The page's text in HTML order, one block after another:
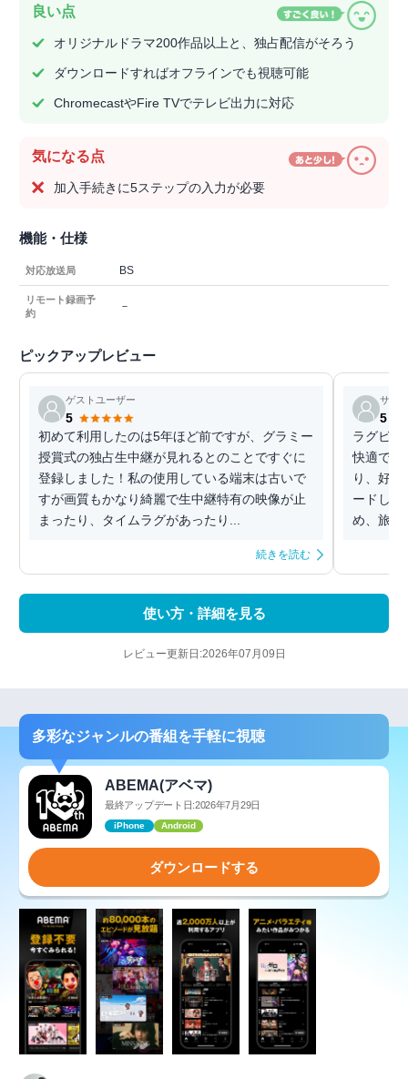
良い点
オリジナルドラマ200作品以上と、独占配信がそろう
ダウンロードすればオフラインでも視聴可能
ChromecastやFire TVでテレビ出力に対応
気になる点
加入手続きに5ステップの入力が必要
機能・仕様
対応放送局 BS
リモート録画予
約
－
ピックアップレビュー
ゲストユーザー
5
初めて利用したのは5年ほど前ですが、グラミー
授賞式の独占生中継が見れるとのことですぐに
登録しました！私の使用している端末は古いで
すが画質もかなり綺麗で生中継特有の映像が止
まったり、タイムラグがあったり...
続きを読む
サク
5
ラグビー
快適です
り、好
ードして
め、旅行
使い方・詳細を見る
レビュー更新日:2026年07月09日
多彩なジャンルの番組を手軽に視聴
ABEMA(アベマ)
最終アップデート日:2026年7月29日
iPhone Android
ダウンロードする